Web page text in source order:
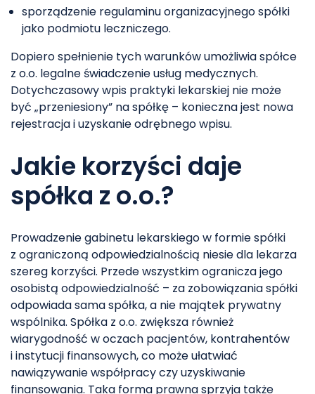
sporządzenie regulaminu organizacyjnego spółki
jako podmiotu leczniczego.
Dopiero spełnienie tych warunków umożliwia spółce
z o.o. legalne świadczenie usług medycznych.
Dotychczasowy wpis praktyki lekarskiej nie może
być „przeniesiony” na spółkę – konieczna jest nowa
rejestracja i uzyskanie odrębnego wpisu.
Jakie korzyści daje
spółka z o.o.?
Prowadzenie gabinetu lekarskiego w formie spółki
z ograniczoną odpowiedzialnością niesie dla lekarza
szereg korzyści. Przede wszystkim ogranicza jego
osobistą odpowiedzialność – za zobowiązania spółki
odpowiada sama spółka, a nie majątek prywatny
wspólnika. Spółka z o.o. zwiększa również
wiarygodność w oczach pacjentów, kontrahentów
i instytucji finansowych, co może ułatwiać
nawiązywanie współpracy czy uzyskiwanie
finansowania. Taka forma prawna sprzyja także